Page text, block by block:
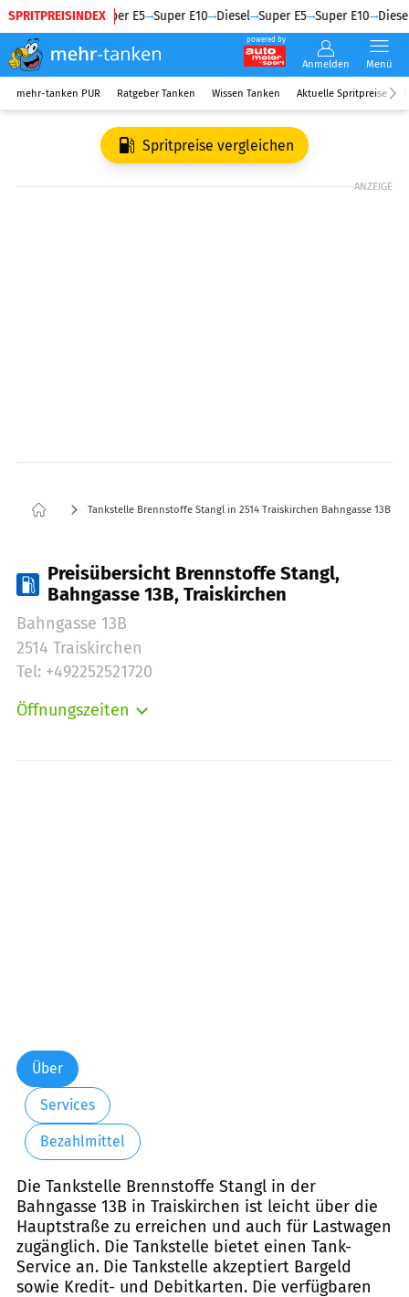
SPRITPREISINDEX
Diesel Super E5 Super E10 Diesel Super E5 Super E10 Diesel
powered by
Anmelden Menü
mehr-tanken PUR Ratgeber Tanken Wissen Tanken Aktuelle Spritpreise
Spritpreise vergleichen
ANZEIGE
Tankstelle Brennstoffe Stangl in 2514 Traiskirchen Bahngasse 13B
Preisübersicht Brennstoffe Stangl,
Bahngasse 13B, Traiskirchen
Bahngasse 13B
2514 Traiskirchen
Tel: +492252521720
Öffnungszeiten
Über
Services
Bezahlmittel
Die Tankstelle Brennstoffe Stangl in der
Bahngasse 13B in Traiskirchen ist leicht über die
Hauptstraße zu erreichen und auch für Lastwagen
zugänglich. Die Tankstelle bietet einen Tank-
Service an. Die Tankstelle akzeptiert Bargeld
sowie Kredit- und Debitkarten. Die verfügbaren